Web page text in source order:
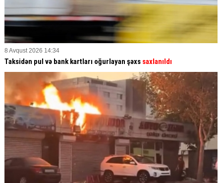
8 Avqust 2026 14:34
Taksidən pul və bank kartları oğurlayan şəxs saxlanıldı